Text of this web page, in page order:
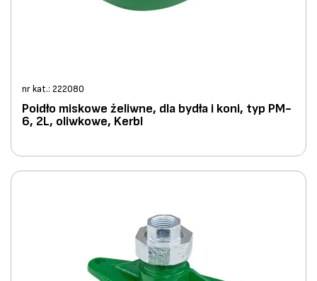
nr kat.: 222080
Poidło miskowe żeliwne, dla bydła i koni, typ PM-
6, 2L, oliwkowe, Kerbl